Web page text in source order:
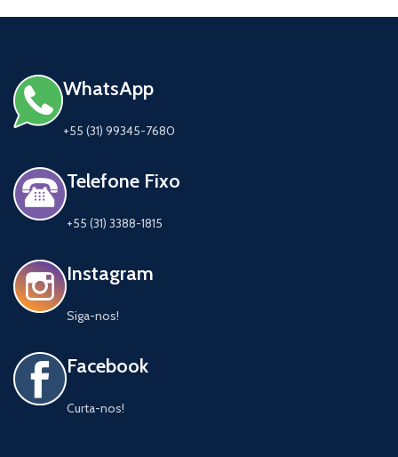
WhatsApp
+55 (31) 99345-7680
Telefone Fixo
+55 (31) 3388-1815
Instagram
Siga-nos!
Facebook
Curta-nos!